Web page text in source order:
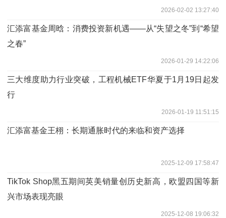
2026-02-02 13:27:40
汇添富基金周晗：消费投资新机遇——从“失望之冬”到“希望
之春”
2026-01-29 14:22:06
三大维度助力行业突破，工程机械ETF华夏于1月19日起发
行
2026-01-19 11:51:15
汇添富基金王栩：长期通胀时代的来临和资产选择
2025-12-09 17:58:47
TikTok Shop黑五期间英美销量创历史新高，欧盟四国等新
兴市场表现亮眼
2025-12-08 19:06:32